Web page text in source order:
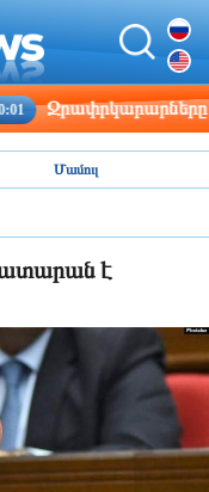
Ջրափրկարարները 5-
Մամուլ
է